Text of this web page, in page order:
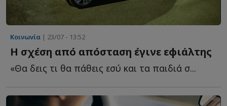
Κοινωνία | 23/07 - 13:52
Η σχέση από απόσταση έγινε εφιάλτης
«Θα δεις τι θα πάθεις εσύ και τα παιδιά σ...